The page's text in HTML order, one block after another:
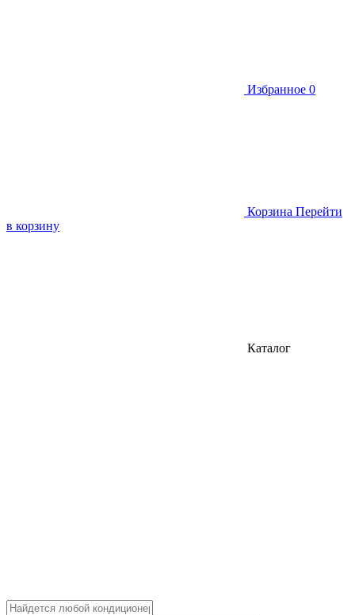
Избранное 0
Корзина Перейти
в корзину
Каталог